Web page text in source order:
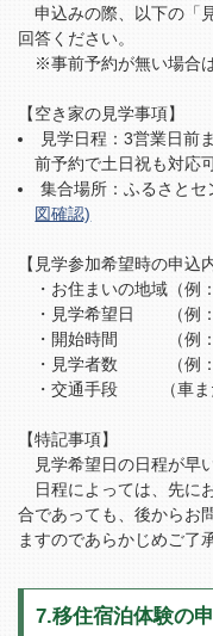
申込みの際、以下の「
回答ください。
※事前予約が無い場合は
【空き家の見学事項】
見学日程：3営業日前
前予約で土日祝も対応
集合場所：ふるさと
図確認)
【見学参加希望時の申込
・お住まいの地域（例
・見学希望日 （例：
・開始時間 （例：
・見学者数 （例：大
・交通手段 （車また
【特記事項】
見学希望日の日程が早
日程によっては、先に
合であっても、後からお
ますのであらかじめご了
7.移住宿泊体験の